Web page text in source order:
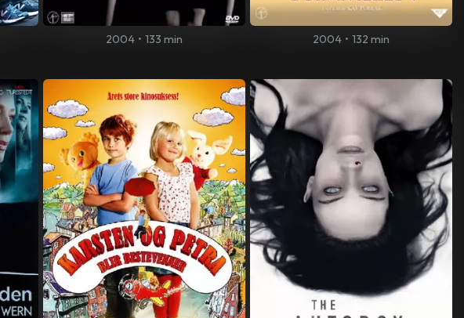
2004 • 133 min 2004 • 132 min